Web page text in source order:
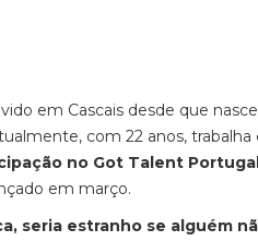
em Cascais desde que
com 22 anos,
no Got Talent
em março.
seria estranho se alguém